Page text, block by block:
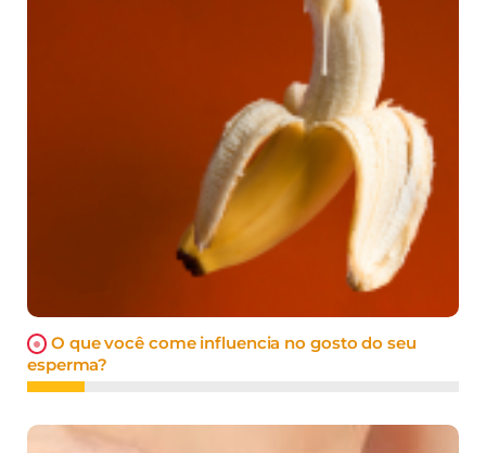
O que você come influencia no gosto do seu
esperma?